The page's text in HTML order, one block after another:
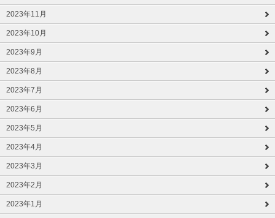
2023年11月
2023年10月
2023年9月
2023年8月
2023年7月
2023年6月
2023年5月
2023年4月
2023年3月
2023年2月
2023年1月